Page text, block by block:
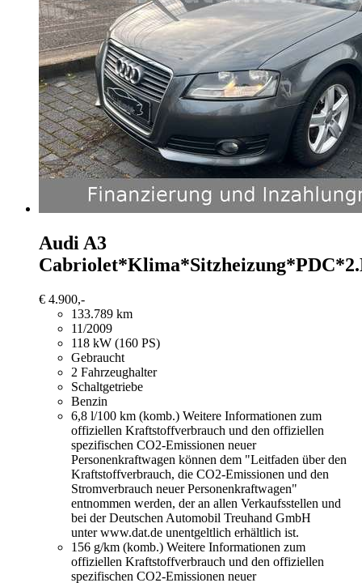
Audi A3
€ 4.900,-
133.789 km
11/2009
118 kW (160 PS)
Gebraucht
2 Fahrzeughalter
Schaltgetriebe
Benzin
6,8 l/100 km (komb.) Weitere Informationen zum
offiziellen Kraftstoffverbrauch und den offiziellen
spezifischen CO2-Emissionen neuer
Personenkraftwagen können dem "Leitfaden über den
Kraftstoffverbrauch, die CO2-Emissionen und den
Stromverbrauch neuer Personenkraftwagen"
entnommen werden, der an allen Verkaufsstellen und
bei der Deutschen Automobil Treuhand GmbH
unter www.dat.de unentgeltlich erhältlich ist.
156 g/km (komb.) Weitere Informationen zum
offiziellen Kraftstoffverbrauch und den offiziellen
spezifischen CO2-Emissionen neuer